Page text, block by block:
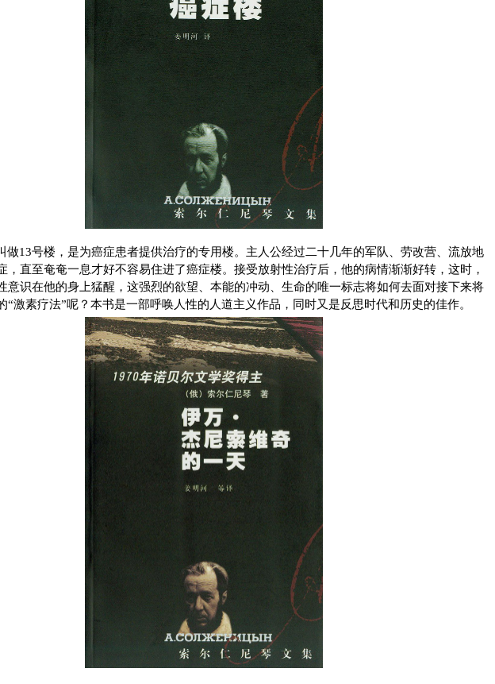
做13号楼，是为癌症患者提供治疗的专用楼。主人公经过二十几年的军队、劳改营、流放地
，直至奄奄一息才好不容易住进了癌症楼。接受放射性治疗后，他的病情渐渐好转，这时，
意识在他的身上猛醒，这强烈的欲望、本能的冲动、生命的唯一标志将如何去面对接下来将
“激素疗法”呢？本书是一部呼唤人性的人道主义作品，同时又是反思时代和历史的佳作。